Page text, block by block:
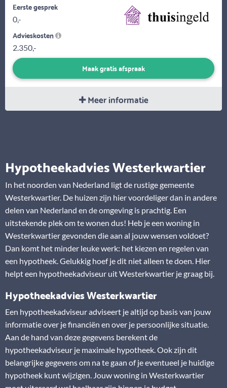
Eerste gesprek
0,-
Advieskosten
2.350,-
Maak gratis afspraak
Meer informatie
Hypotheekadvies Westerkwartier
In het noorden van Nederland ligt de rustige gemeente
Westerkwartier. De huizen zijn hier voordeliger dan in andere
delen van Nederland en de omgeving is prachtig. Een
uitstekende plek om te wonen dus! Heb je een woning in
Westerkwartier gevonden die aan al jouw wensen voldoet?
Dan komt het minder leuke werk: het kiezen en regelen van
een hypotheek. Gelukkig hoef je dit niet alleen te doen. Hier
helpt een hypotheekadviseur uit Westerkwartier je graag bij.
Hypotheekadvies Westerkwartier
Een hypotheekadviseur adviseert je altijd op basis van jouw
informatie over je financiën en over je persoonlijke situatie.
Aan de hand van deze gegevens berekent de
hypotheekadviseur je maximale hypotheek. Ook zijn dit
belangrijke gegevens om na te gaan of je eventueel je huidige
hypotheek kunt wijzigen. Jouw woning in Westerkwartier